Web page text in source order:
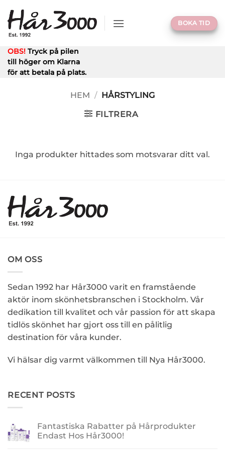
to
content
BOKA TID
OBS! Tryck på pilen
till höger om Klarna
för att betala på plats.
HEM / HÅRSTYLING
FILTRERA
Inga produkter hittades som motsvarar ditt val.
OM OSS
Sedan 1992 har Hår3000 varit en framstående
aktör inom skönhetsbranschen i Stockholm. Vår
dedikation till kvalitet och vår passion för att skapa
tidlös skönhet har gjort oss till en pålitlig
destination för våra kunder.
Vi hälsar dig varmt välkommen till Nya Hår3000.
RECENT POSTS
Fantastiska Rabatter på Hårprodukter
Endast Hos Hår3000!